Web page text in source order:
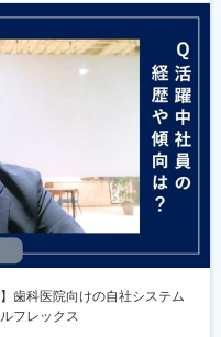
歯科医院向けの自社システム
フレックス